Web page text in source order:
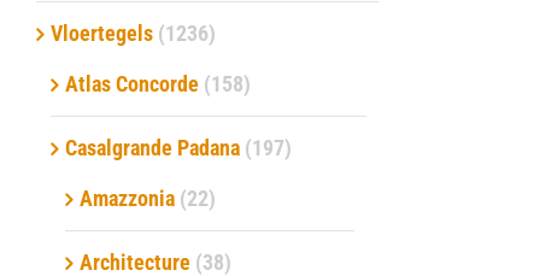
Verwerkingsmaterialen
Over ons
Contact
Vloertegels (1236)
Atlas Concorde (158)
Casalgrande Padana (197)
Amazzonia (22)
Architecture (38)